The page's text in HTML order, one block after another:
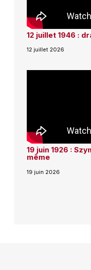
12 juillet 1946 :
12 juillet 2026
19 juin 1926 :
même
19 juin 2026